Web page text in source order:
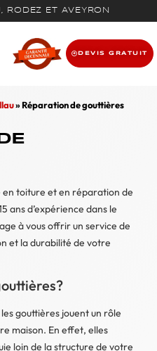
RODEZ ET AVEYRON
DEVIS GRATUIT
»Réparation de gouttières
toiture et en réparation de
ans d’expérience dans le
à vous offrir un service de
et la durabilité de votre
les gouttières jouent un rôle
maison. En effet, elles
loin de la structure de votre